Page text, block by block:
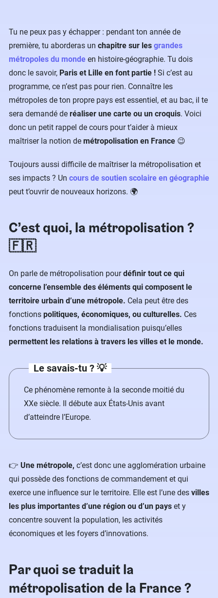
Tu ne peux pas y échapper : pendant ton année de
première, tu aborderas un chapitre sur les grandes
métropoles du monde en histoire-géographie. Tu dois
donc le savoir, Paris et Lille en font partie ! Si c’est au
programme, ce n’est pas pour rien. Connaître les
métropoles de ton propre pays est essentiel, et au bac, il te
sera demandé de réaliser une carte ou un croquis. Voici
donc un petit rappel de cours pour t’aider à mieux
maîtriser la notion de métropolisation en France 😉
Toujours aussi difficile de maîtriser la métropolisation et
ses impacts ? Un cours de soutien scolaire en géographie
peut t’ouvrir de nouveaux horizons. 🌍
C’est quoi, la métropolisation ?
🇫🇷
On parle de métropolisation pourdéfinir tout ce qui
concerne l’ensemble des éléments qui composent le
territoire urbain d’une métropole. Cela peut être des
fonctions politiques, économiques, ou culturelles. Ces
fonctions traduisent la mondialisation puisqu’elles
permettent les relations à travers les villes et le monde.
Le savais-tu ?💡
Ce phénomène remonte à la seconde moitié du
XXe siècle. Il débute aux États-Unis avant
d’atteindre l’Europe.
👉 Une métropole, c’est donc une agglomération urbaine
qui possède des fonctions de commandement et qui
exerce une influence sur le territoire. Elle est l’une des villes
les plus importantes d’une région ou d’un pays et y
concentre souvent la population, les activités
économiques et les foyers d’innovations.
Par quoi se traduit la
métropolisation de la France ?